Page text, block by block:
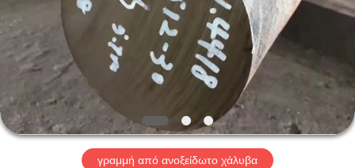
ΠΡΟΪΌΝΤΑ
ΒΊΝΤΕΟ
ΠΕΡΊΠΟΥ
ΕΜΕΊΣ
γραμμή από ανοξείδωτο χάλυβα